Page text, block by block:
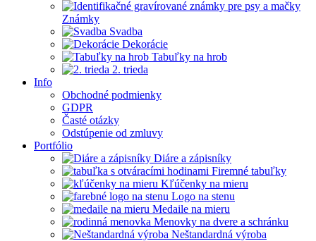
Známky
Svadba
Dekorácie
Tabuľky na hrob
2. trieda
Info
Obchodné podmienky
GDPR
Časté otázky
Odstúpenie od zmluvy
Portfólio
Diáre a zápisníky
Firemné tabuľky
Kľúčenky na mieru
Logo na stenu
Medaile na mieru
Menovky na dvere a schránku
Neštandardná výroba